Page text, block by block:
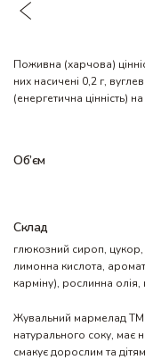
Поживна (харчова)
них насичені 0,2 г,
(енергетична цінність)
Об’єм
Склад
глюкозний сироп,
лимонна кислота,
карміну), рослинна олія,
Жувальний мармелад ТМ
натурального соку, має
смакує дорослим та